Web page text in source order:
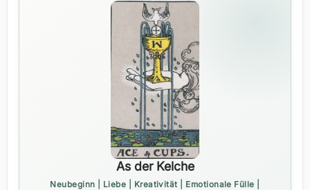
As der Kelche
Neubeginn | Liebe | Kreativität | Emotionale Fülle |